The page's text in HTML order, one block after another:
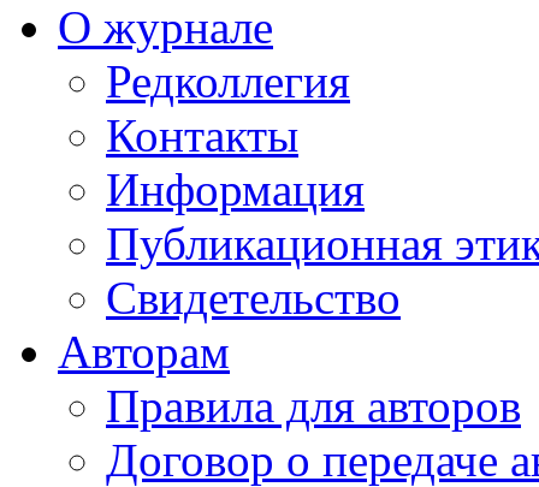
О журнале
Редколлегия
Контакты
Информация
Публикационная
Свидетельство
Авторам
Правила для авторов
Договор о передаче